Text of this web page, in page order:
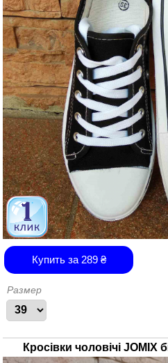
Купить за 289₴
Размер
Кросівки чоловічі JOMIX